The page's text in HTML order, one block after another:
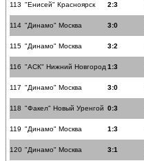
113 "Енисей" Красноярск 2:3
114 "Динамо" Москва 3:0
115 "Динамо" Москва 3:2
116 "АСК" Нижний Новгород 1:3
117 "Динамо" Москва 3:0
118 "Факел" Новый Уренгой 0:3
119 "Динамо" Москва 1:3
120 "Динамо" Москва 3:1